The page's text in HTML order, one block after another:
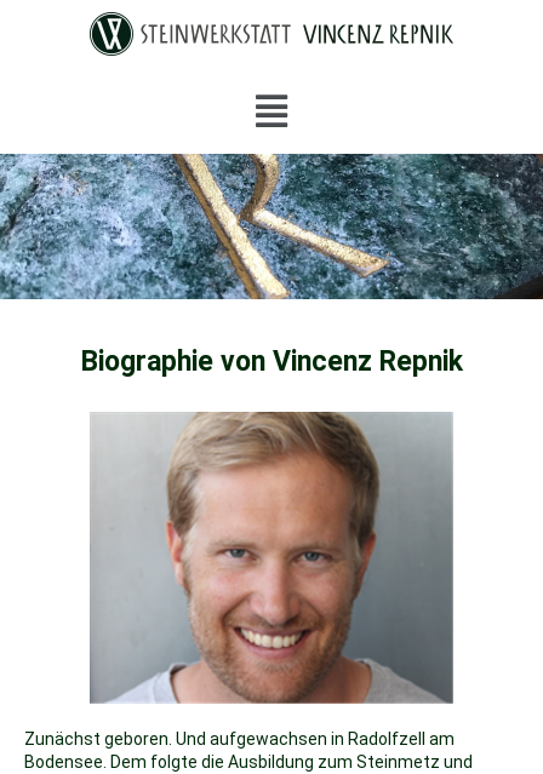
Biographie von Vincenz Repnik
Zunächst geboren. Und aufgewachsen in Radolfzell am
Bodensee. Dem folgte die Ausbildung zum Steinmetz und